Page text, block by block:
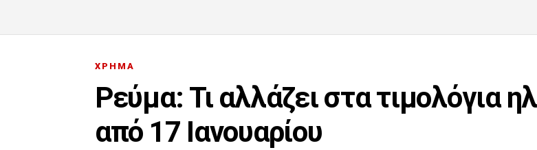
ΧΡΗΜΑ
Ρεύμα: Τι αλλάζει στα τιμολόγια
από 17 Ιανουαρίου